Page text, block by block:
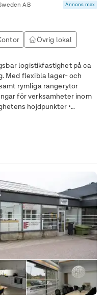
AB Annons max
Övrig lokal
logistikfastighet på ca
Med flexibla lager- och
rymliga rangerytor
för verksamheter inom
lasthus för smidig